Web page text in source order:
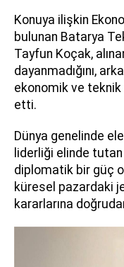
Konuya ilişkin
bulunan Batarya
Tayfun Koçak,
dayanmadığını,
ekonomik ve
etti.
Dünya genelinde
liderliği elinde
diplomatik bir güç
küresel pazardaki
kararlarına